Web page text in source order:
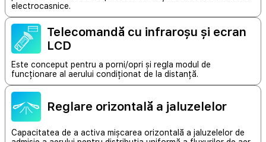
electrocasnice.
Telecomandă cu infraroșu și ecran
LCD
Este conceput pentru a porni/opri și regla modul de
funcționare al aerului condiționat de la distanță.
Reglare orizontală a jaluzelelor
Capacitatea de a activa mișcarea orizontală a jaluzelelor de